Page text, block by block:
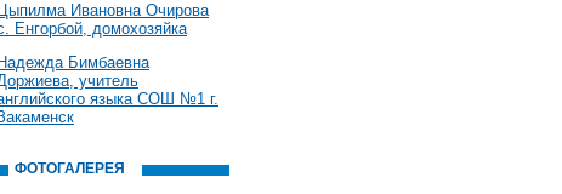
Цыпилма Ивановна Очирова
Енгорбой, домохозяйка
Надежда Бимбаевна
учитель
языка СОШ №1 г.
ФОТОГАЛЕРЕЯ